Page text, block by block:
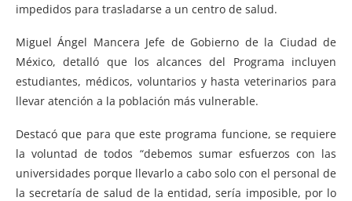
impedidos para trasladarse a un centro de salud.
Miguel Ángel Mancera Jefe de Gobierno de la Ciudad de
México, detalló que los alcances del Programa incluyen
estudiantes, médicos, voluntarios y hasta veterinarios para
llevar atención a la población más vulnerable.
Destacó que para que este programa funcione, se requiere
la voluntad de todos “debemos sumar esfuerzos con las
universidades porque llevarlo a cabo solo con el personal de
la secretaría de salud de la entidad, sería imposible, por lo